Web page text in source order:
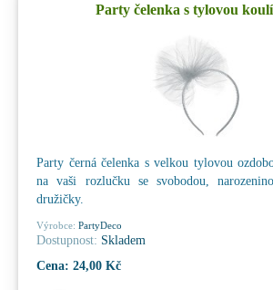
Party čelenka s tylovou koulí
Party černá čelenka s velkou tylovou
na vaši rozlučku se svobodou,
družičky.
Výrobce: PartyDeco
Dostupnost: Skladem
Cena: 24,00 Kč